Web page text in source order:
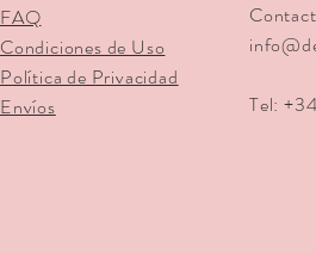
FAQ
Condiciones de Uso
Política de Privacidad
Envíos
Tel: